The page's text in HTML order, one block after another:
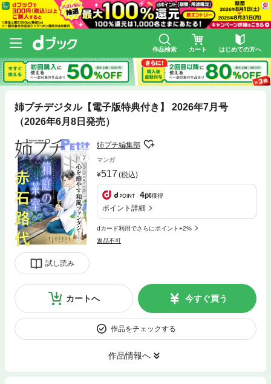
作品検索 カート はじめての方へ
姉プチデジタル【電子版特典付き】 2026年7月号
（2026年6月8日発売）
試し読み
姉プチ編集部
マンガ
517 (税込)
4pt獲得
ポイント詳細
dカード利用でさらにポイント+2%
返品不可
カートへ 今すぐ買う
作品をチェックする
作品情報へ